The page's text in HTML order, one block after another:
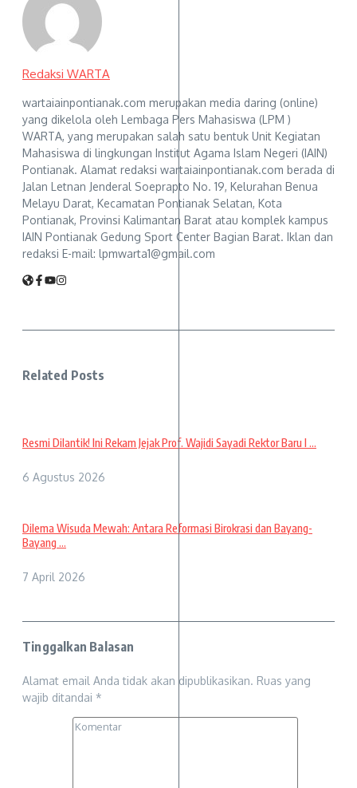
Redaksi WARTA
wartaiainpontianak.com merupakan media daring (online)
yang dikelola oleh Lembaga Pers Mahasiswa (LPM )
WARTA, yang merupakan salah satu bentuk Unit Kegiatan
Mahasiswa di lingkungan Institut Agama Islam Negeri (IAIN)
Pontianak. Alamat redaksi wartaiainpontianak.com berada di
Jalan Letnan Jenderal Soeprapto No. 19, Kelurahan Benua
Melayu Darat, Kecamatan Pontianak Selatan, Kota
Pontianak, Provinsi Kalimantan Barat atau komplek kampus
IAIN Pontianak Gedung Sport Center Bagian Barat. Iklan dan
redaksi E-mail: lpmwarta1@gmail.com
Related Posts
Resmi Dilantik! Ini Rekam Jejak Prof. Wajidi Sayadi Rektor Baru I ...
6 Agustus 2026
Dilema Wisuda Mewah: Antara Reformasi Birokrasi dan Bayang-
Bayang ...
7 April 2026
Tinggalkan Balasan
Alamat email Anda tidak akan dipublikasikan. Ruas yang
wajib ditandai *